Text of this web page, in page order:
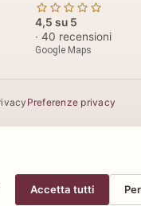
4,5 su 5
· 40 recensioni
Google Maps
Preferenze privacy
Accetta tutti